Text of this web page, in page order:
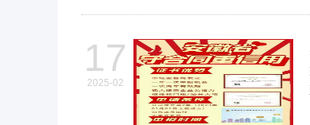
17
2025-02